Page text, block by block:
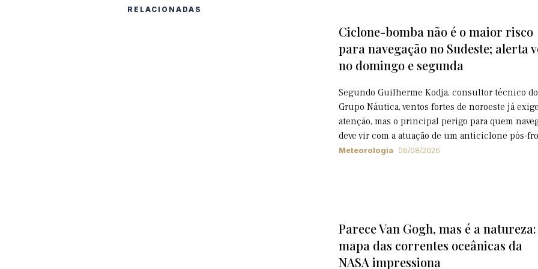
RELACIONADAS
Ciclone-bomba não é o maior risco
para navegação no Sudeste; alerta
no domingo e segunda
Segundo Guilherme Kodja, consultor técnico do
Grupo Náutica, ventos fortes de noroeste já
atenção, mas o principal perigo para quem
deve vir com a atuação de um anticiclone pós-
Meteorologia 06/08/2026
Parece Van Gogh, mas é a natureza:
mapa das correntes oceânicas da
NASA impressiona